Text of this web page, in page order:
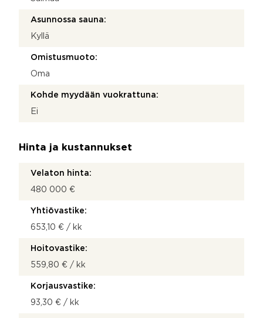
Asunnossa sauna:
Kyllä
Omistusmuoto:
Oma
Kohde myydään vuokrattuna:
Ei
Hinta ja kustannukset
Velaton hinta:
480 000 €
Yhtiövastike:
653,10 € / kk
Hoitovastike:
559,80 € / kk
Korjausvastike:
93,30 € / kk